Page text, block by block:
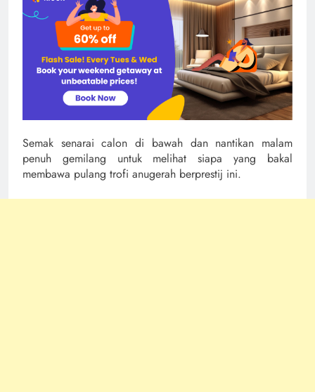
Semak senarai calon di bawah dan nantikan malam
penuh gemilang untuk melihat siapa yang bakal
membawa pulang trofi anugerah berprestij ini.